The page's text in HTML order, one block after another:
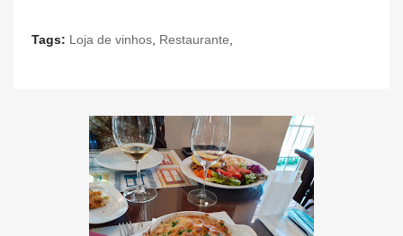
Tags: Loja de vinhos Restaurante